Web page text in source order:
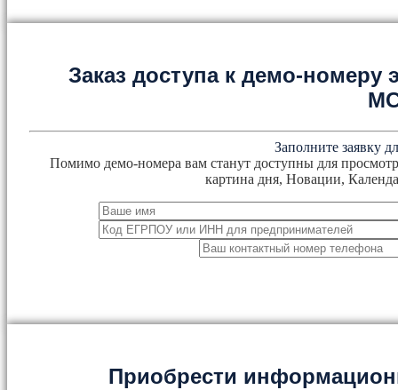
Заказ доступа к демо-номеру
Заполните заявку
Помимо демо-номера вам станут доступны для
картина дня, Новации,
Приобрести